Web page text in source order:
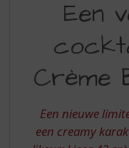
COCKTAIL
LICOR
43
CREME
BRULEE
Een
Crème
Een nieuwe
een creamy